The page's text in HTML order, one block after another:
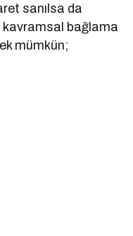
sanılsa da
kavramsal bağlama
mümkün;